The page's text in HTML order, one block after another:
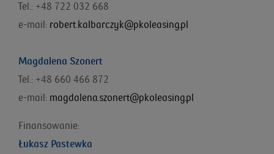
Tel.: +48 722 032 668
e-mail: robert.kalbarczyk@pkoleasing.pl
Magdalena Szonert
Tel.: +48 660 466 872
e-mail: magdalena.szonert@pkoleasing.pl
Finansowanie:
Łukasz Pastewka